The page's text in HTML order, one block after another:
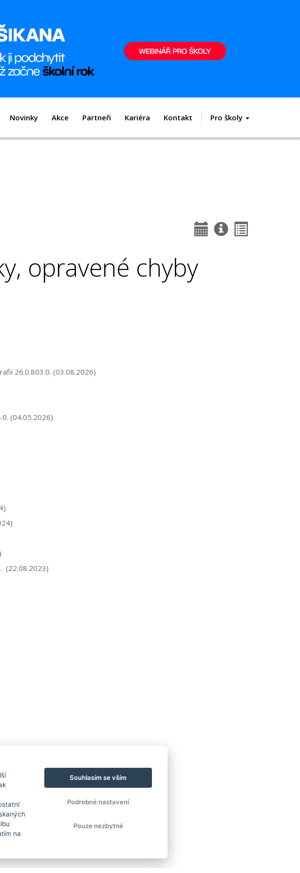
Novinky Akce Partneři Kariéra Kontakt Pro školy
opravené chyby
26.0.803.0. (03.08.2026)
. (04.05.2026)
(22.08.2023)
na
Souhlasím se vším
Podrobné nastavení
Pouze nezbytné